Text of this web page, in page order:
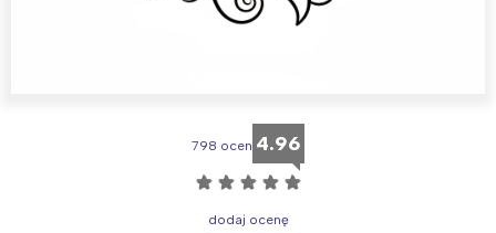
798 ocen 4.96
☆ ☆ ☆ ☆ ☆
dodaj ocenę